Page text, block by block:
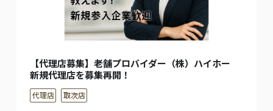
【代理店募集】老舗プロバイダー（株）ハイホー
新規代理店を募集再開！
代理店 取次店